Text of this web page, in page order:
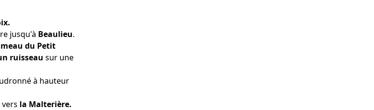
jusqu'à Beaulieu.
du Petit
ruisseau sur une
à hauteur
la Malterière.